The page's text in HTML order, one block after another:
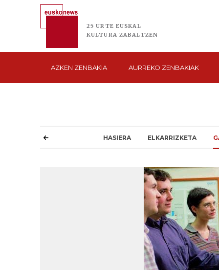
25 URTE EUSKAL
KULTURA ZABALTZEN
AZKEN ZENBAKIA AURREKO ZENBAKIAK
HASIERA ELKARRIZKETA